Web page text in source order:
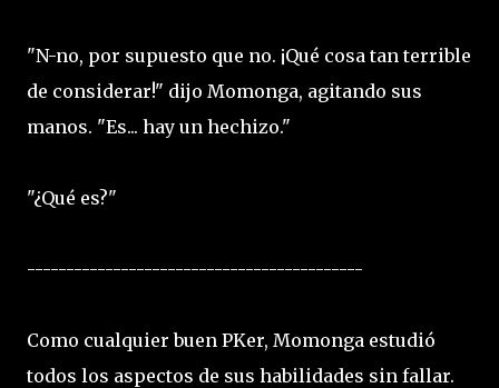
"N-no, por supuesto que no. ¡Qué cosa tan terrible
de considerar!" dijo Momonga, agitando sus
manos. "Es... hay un hechizo."
"¿Qué es?"
-------------------------------------------
Como cualquier buen PKer, Momonga estudió
todos los aspectos de sus habilidades sin fallar.